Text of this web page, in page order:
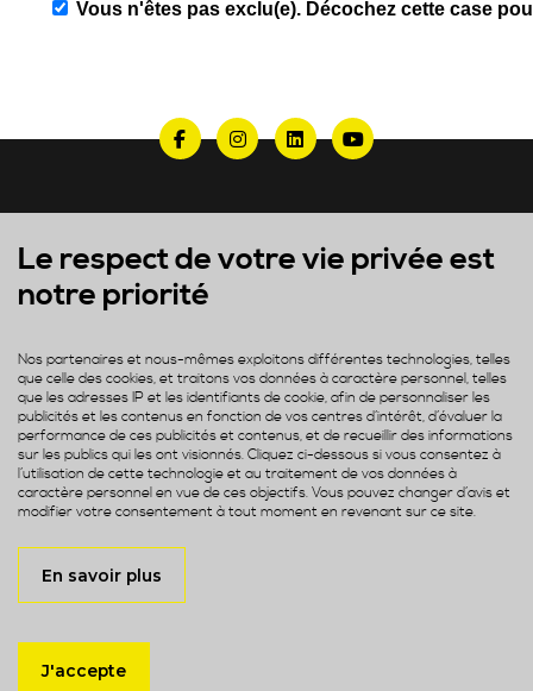
Adresses
32 rue de Cambrai 75019 Paris
Légales
Gestion de mes données personnelles
Le respect de votre vie privée est
notre priorité
Nos partenaires et nous-mêmes exploitons différentes technologies, telles
que celle des cookies, et traitons vos données à caractère personnel, telles
que les adresses IP et les identifiants de cookie, afin de personnaliser les
publicités et les contenus en fonction de vos centres d’intérêt, d’évaluer la
performance de ces publicités et contenus, et de recueillir des informations
sur les publics qui les ont visionnés. Cliquez ci-dessous si vous consentez à
l’utilisation de cette technologie et au traitement de vos données à
caractère personnel en vue de ces objectifs. Vous pouvez changer d’avis et
modifier votre consentement à tout moment en revenant sur ce site.
En savoir plus
J'accepte